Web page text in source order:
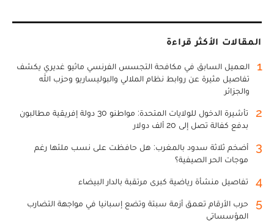
المقالات الأكثر قراءة
1
العميل السابق في مكافحة التجسس الفرنسي ماثيو غديري يكشف
تفاصيل مثيرة عن روابط نظام الملالي والبوليساريو وحزب الله
والجزائر
2
تأشيرة الدخول للولايات المتحدة: مواطنو 30 دولة إفريقية مطالبون
بدفع كفالة تصل إلى 20 ألف دولار
3
أضخم ثلاثة سدود بالمغرب: هل حافظت على نسب ملئها رغم
موجات الحر الصيفية؟
4 تفاصيل منشأة رياضية كبرى مرتقبة بالدار البيضاء
5
حرب الأرقام تعمق أزمة سبتة وتضع إسبانيا في مواجهة التضارب
المؤسساتي